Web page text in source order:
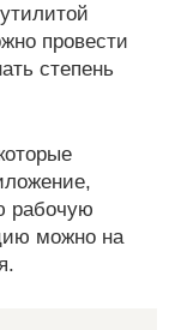
провести
степень
рабочую
можно на